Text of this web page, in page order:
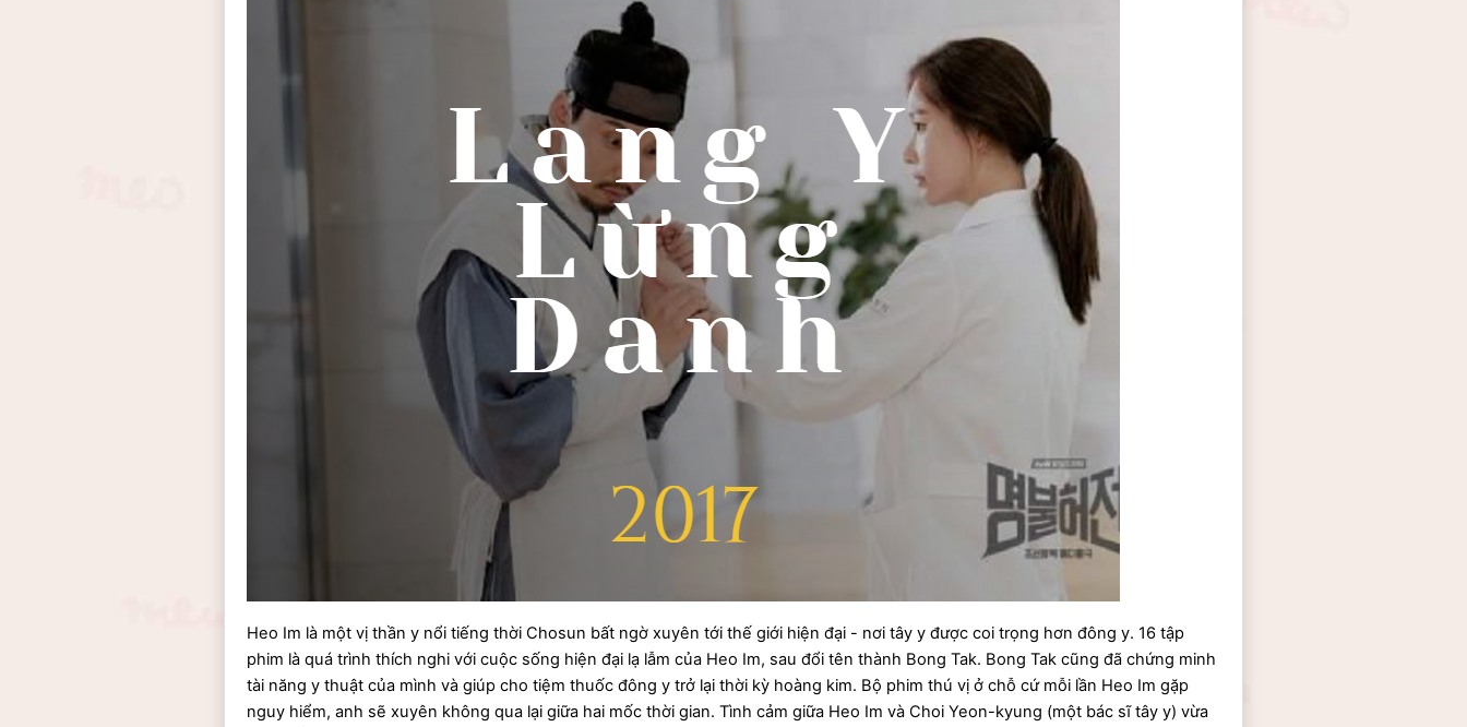
Heo Im là một vị thần y nổi tiếng thời Chosun bất ngờ xuyên tới thế giới hiện đại - nơi tây y được coi trọng hơn đông y. 16 tập
phim là quá trình thích nghi với cuộc sống hiện đại lạ lẫm của Heo Im, sau đổi tên thành Bong Tak. Bong Tak cũng đã chứng minh
tài năng y thuật của mình và giúp cho tiệm thuốc đông y trở lại thời kỳ hoàng kim. Bộ phim thú vị ở chỗ cứ mỗi lần Heo Im gặp
nguy hiểm, anh sẽ xuyên không qua lại giữa hai mốc thời gian. Tình cảm giữa Heo Im và Choi Yeon-kyung (một bác sĩ tây y) vừa